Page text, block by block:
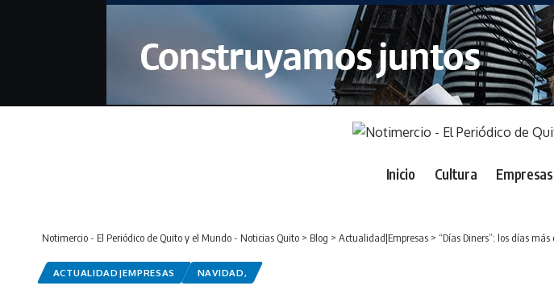
Inicio Cultura Empresas
Notimercio - El Periódico de Quito y el Mundo - Noticias Quito > Blog > Actualidad|Empresas > “Días Diners”: los días
ACTUALIDAD|EMPRESAS NAVIDAD,